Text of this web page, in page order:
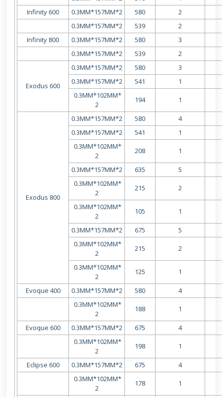
Infinity 600
0.3MM*157MM*2 580
2
0.3MM*157MM*2
539
2
Infinity 800
0.3MM*157MM*2 580
3
0.3MM*157MM*2
539 2
Exodus 600
0.3MM*157MM*2 580
3
0.3MM*157MM*2
541
1
0.3MM*102MM*
2
194 1
Exodus 800
0.3MM*157MM*2 580
4
0.3MM*157MM*2
541
1
0.3MM*102MM*
2
208 1
0.3MM*157MM*2 635
5
0.3MM*102MM*
2
215 2
0.3MM*102MM*
2
105 1
0.3MM*157MM*2 675
5
0.3MM*102MM*
2
215 2
0.3MM*102MM*
2
125 1
Evoque 400 0.3MM*157MM*2 580
4
0.3MM*102MM*
2
188 1
Evoque 600 0.3MM*157MM*2 675
4
0.3MM*102MM*
2
198 1
Eclipse 600 0.3MM*157MM*2 675
4
0.3MM*102MM*
2
178 1